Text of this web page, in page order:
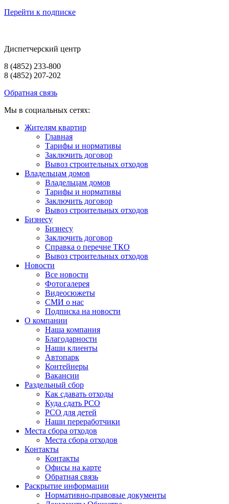
Перейти к подписке
Диспетчерский центр
8 (4852) 233-800
8 (4852) 207-202
Обратная связь
Мы в социальных сетях:
Жителям квартир
Главная
Тарифы и нормативы
Заключить договор
Вывоз строительных отходов
Владельцам домов
Владельцам домов
Тарифы и нормативы
Заключить договор
Вывоз строительных отходов
Бизнесу
Бизнесу
Заключить договор
Справка о перечне ТКО
Вывоз строительных отходов
Новости
Все новости
Фотогалерея
Видеосюжеты
СМИ о нас
Подписка на новости
О компании
Наша компания
Благодарности
Наши клиенты
Автопарк
Контейнеры
Вакансии
Раздельный сбор
Как сдавать отходы
Куда сдать РСО
РСО для детей
Наши переработчики
Места сбора отходов
Места сбора отходов
Контакты
Контакты
Офисы на карте
Обратная связь
Раскрытие информации
Нормативно-правовые документы